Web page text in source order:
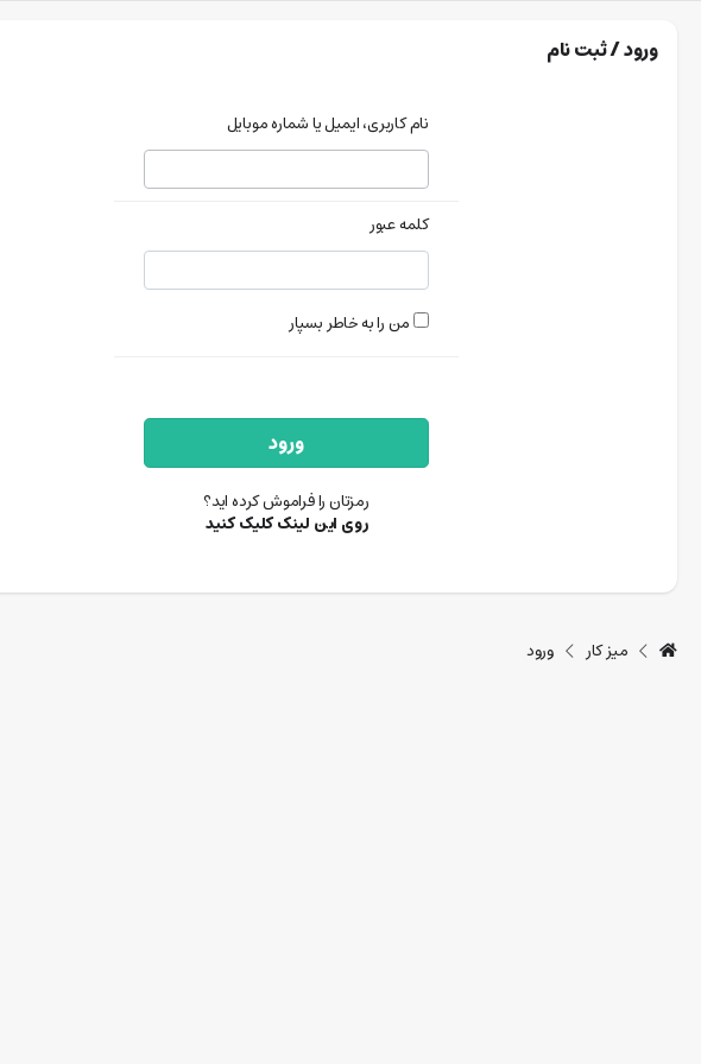
ورود / ثبت نام
نام کاربری، ایمیل یا شماره موبایل
کلمه عبور
من را به خاطر بسپار
ورود
رمزتان را فراموش کرده اید؟
روی این لینک کلیک کنید
میز کار ورود